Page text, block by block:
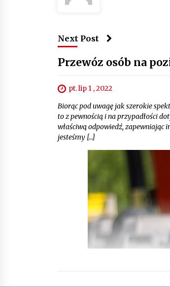
Next Post
Przewóz osób na
pt. lip 1 , 2022
Biorąc pod uwagę jak szerokie
to z pewnością i na przypadłości
właściwą odpowiedź, zapewniając
jesteśmy […]